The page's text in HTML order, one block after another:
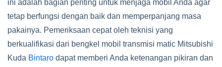
ini adalah bagian penting untuk menjaga mobil Anda agar
tetap berfungsi dengan baik dan memperpanjang masa
pakainya. Pemeriksaan cepat oleh teknisi yang
berkualifikasi dari bengkel mobil transmisi matic Mitsubishi
Kuda Bintaro dapat memberi Anda ketenangan pikiran dan